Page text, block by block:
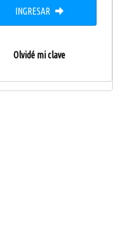
INGRESAR
Olvidé mi clave